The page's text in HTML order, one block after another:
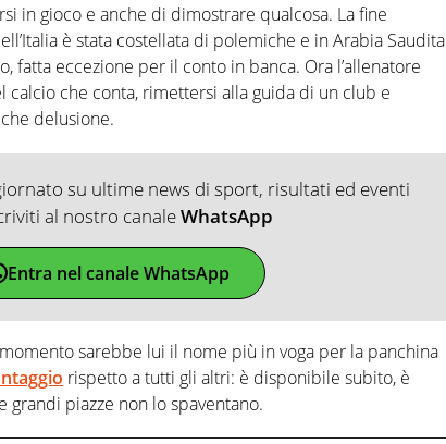
in gioco e anche di dimostrare qualcosa. La fine
è stata costellata di polemiche e in Arabia Saudita
fatta eccezione per il conto in banca. Ora l’allenatore
calcio che conta, rimettersi alla guida di un club e
delusione.
su ultime news di sport, risultati ed eventi
al nostro canaleWhatsApp
Entra nel canale WhatsApp
sarebbe lui il nome più in voga per la panchina
rispetto a tutti gli altri: è disponibile subito, è
piazze non lo spaventano.